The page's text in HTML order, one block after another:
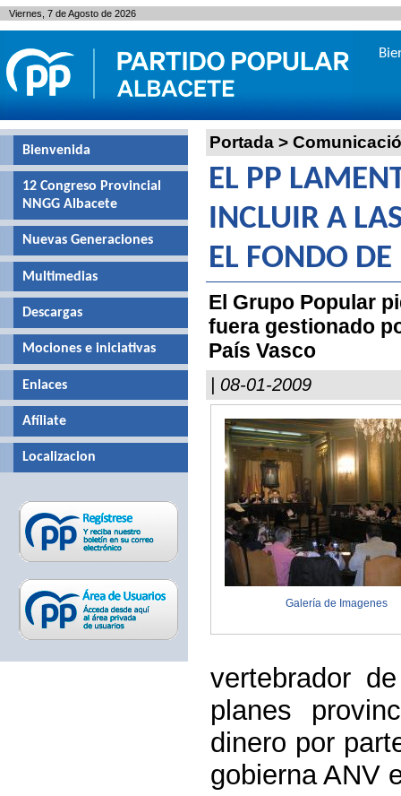
Portada >
EL PP
INCLUIR A
EL FONDO DE
El Grupo Popular
fuera gestionado
País Vasco
| 08-01-2009
Galería de Imagenes
vertebrador
planes
dinero por
gobierna ANV
Bienvenida
12 Congreso Provincial
NNGG Albacete
Nuevas Generaciones
Multimedias
Descargas
Mociones e iniciativas
Enlaces
Afíliate
Localizacion
Viernes, 7 de Agosto de 2026